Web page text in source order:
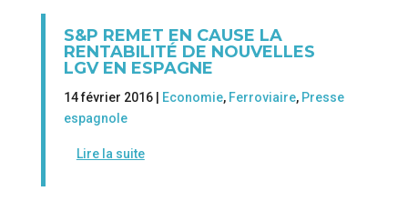
S&P REMET EN CAUSE LA
RENTABILITÉ DE NOUVELLES
LGV EN ESPAGNE
14 février 2016 | Economie, Ferroviaire, Presse
espagnole
Lire la suite